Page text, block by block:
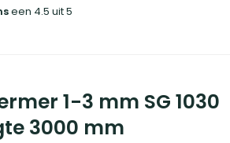
een 4.5 uit 5
1-3 mm SG 1030
3000 mm